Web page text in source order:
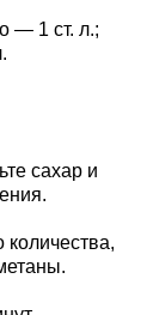
— 1 ст. л.;
сахар и
количества,